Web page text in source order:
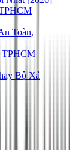
Toàn,
TPHCM
Bộ Xả